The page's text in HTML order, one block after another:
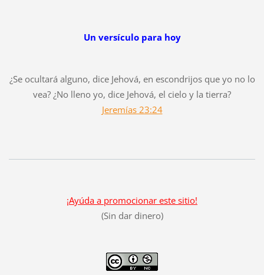
Un versículo para hoy
¿Se ocultará alguno, dice Jehová, en escondrijos que yo no lo
vea? ¿No lleno yo, dice Jehová, el cielo y la tierra?
Jeremías 23:24
¡Ayúda a promocionar este sitio!
(Sin dar dinero)